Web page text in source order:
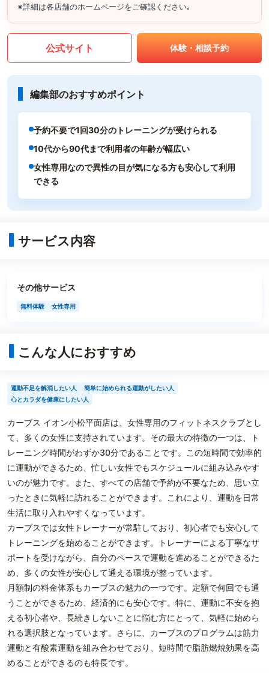
※詳細は各店舗のホームページをご確認ください｡
公式サイト 体験・相談予約
編集部のおすすめポイント
予約不要で1回30分のトレーニングが受けられる
10代から90代まで利用者の年齢が幅広い
女性専用なので異性の目が気になる方も安心して利用
できる
サービス内容
その他サービス
無料体験 女性専用
こんな人におすすめ
運動不足を解消したい人
簡単に始められる運動がしたい人
心とカラダを健康にしたい人
カーブス イオン小松平面店は、女性専用のフィットネスクラブとし
て、多くの女性に支持されています。その最大の特徴の一つは、ト
レーニング時間がわずか30分であることです。この短時間で効率的
に運動ができるため、忙しい女性でもスケジュールに組み込みやす
いのが魅力です。また、すべての店舗で予約が不要なため、思い立
ったときに気軽に訪れることができます。これにより、運動を日常
生活に取り入れやすくなっています。
カーブスでは女性トレーナーが常駐しており、初心者でも安心して
トレーニングを始めることができます。トレーナーによる丁寧なサ
ポートを受けながら、自分のペースで運動を進めることができるた
め、多くの女性が安心して通える環境が整っています。
月額制の料金体系もカーブスの魅力の一つです。定額で何回でも通
うことができるため、経済的にも安心です。特に、運動に不安を抱
える初心者や、長続きしないことに悩む方にとって、気軽に始めら
れる選択肢となっています。さらに、カーブスのプログラムは筋力
運動と有酸素運動を組み合わせており、短時間で脂肪燃焼効果を高
めることができるのも特長です。